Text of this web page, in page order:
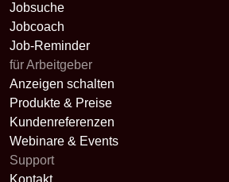
Jobsuche
Jobcoach
Job-Reminder
für Arbeitgeber
Anzeigen schalten
Produkte & Preise
Kundenreferenzen
Webinare & Events
Support